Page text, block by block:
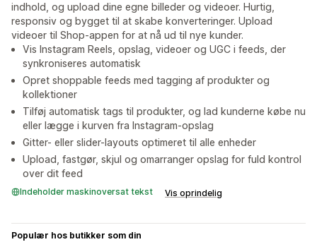
indhold, og upload dine egne billeder og videoer. Hurtig,
responsiv og bygget til at skabe konverteringer. Upload
videoer til Shop-appen for at nå ud til nye kunder.
Vis Instagram Reels, opslag, videoer og UGC i feeds, der
synkroniseres automatisk
Opret shoppable feeds med tagging af produkter og
kollektioner
Tilføj automatisk tags til produkter, og lad kunderne købe nu
eller lægge i kurven fra Instagram-opslag
Gitter- eller slider-layouts optimeret til alle enheder
Upload, fastgør, skjul og omarranger opslag for fuld kontrol
over dit feed
Indeholder maskinoversat tekst Vis oprindelig
Populær hos butikker som din